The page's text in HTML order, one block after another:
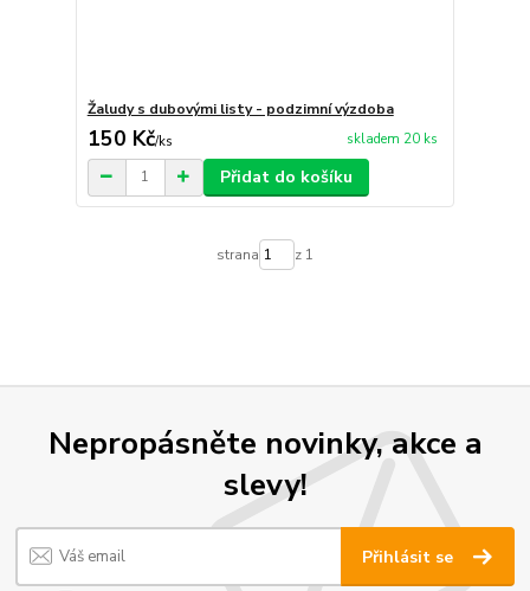
Žaludy s dubovými listy - podzimní výzdoba
150 Kč/ks skladem 20 ks
Přidat do košíku
strana z 1
Nepropásněte novinky, akce a
slevy!
Přihlásit se